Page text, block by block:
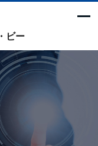
ビー